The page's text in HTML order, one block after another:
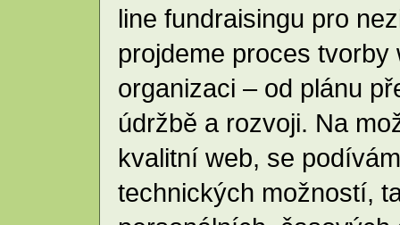
line fundraisingu pro
projdeme proces
organizaci – od plánu
údržbě a rozvoji. Na
kvalitní web, se
technických možností,